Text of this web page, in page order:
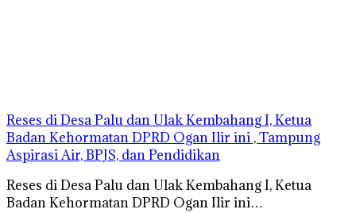
Reses di Desa Palu dan Ulak Kembahang I, Ketua
Badan Kehormatan DPRD Ogan Ilir ini , Tampung
Aspirasi Air, BPJS, dan Pendidikan
Reses di Desa Palu dan Ulak Kembahang I, Ketua
Badan Kehormatan DPRD Ogan Ilir ini…